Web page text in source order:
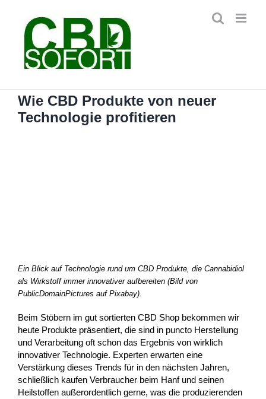
springen
Wie CBD Produkte von neuer
Technologie profitieren
Ein Blick auf Technologie rund um CBD Produkte, die Cannabidiol
als Wirkstoff immer innovativer aufbereiten (Bild von
PublicDomainPictures auf Pixabay).
Beim Stöbern im gut sortierten CBD Shop bekommen wir
heute Produkte präsentiert, die sind in puncto Herstellung
und Verarbeitung oft schon das Ergebnis von wirklich
innovativer Technologie. Experten erwarten eine
Verstärkung dieses Trends für in den nächsten Jahren,
schließlich kaufen Verbraucher beim Hanf und seinen
Heilstoffen außerordentlich gerne, was die produzierenden